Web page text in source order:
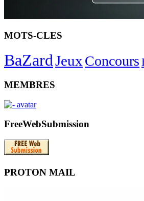
MOTS-CLES
BaZardJeuxConcours
MEMBRES
FreeWebSubmission
PROTON MAIL